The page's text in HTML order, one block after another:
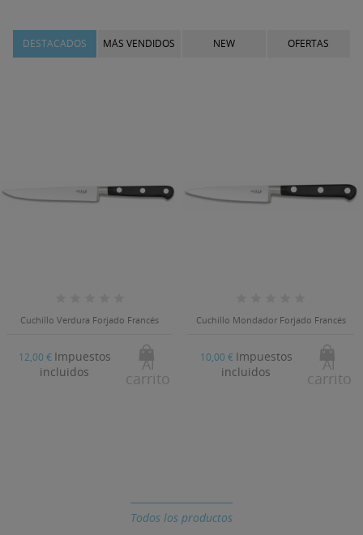
DESTACADOS MÁS VENDIDOS NEW OFERTAS
Cuchillo Verdura Forjado Francés
12,00 € Impuestos
incluidos
Al
carrito
Cuchillo Mondador Forjado Francés
10,00 € Impuestos
incluidos
Al
carrito
Todos los productos